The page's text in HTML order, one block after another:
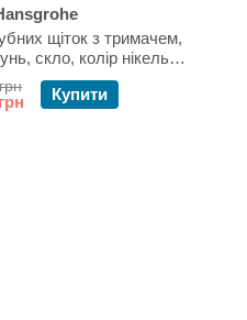
щіток з тримачем,
скло, колір нікель
66х102х126 мм Hansgrohe
40518820
Купити